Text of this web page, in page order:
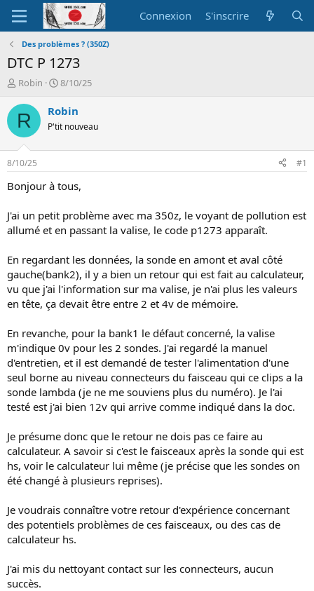
Connexion S'inscrire
Des problèmes ? (350Z)
DTC P 1273
A
t
e
r
d
e
l
i
s
u
s
i
o
Robin
D
t
d
é
b
8/10/25
R Robin
P'tit nouveau
8/10/25 #1
Bonjour à tous,
J'ai un petit problème avec ma 350z, le voyant de pollution est
allumé et en passant la valise, le code p1273 apparaît.
En regardant les données, la sonde en amont et aval côté
gauche(bank2), il y a bien un retour qui est fait au calculateur,
vu que j'ai l'information sur ma valise, je n'ai plus les valeurs
en tête, ça devait être entre 2 et 4v de mémoire.
En revanche, pour la bank1 le défaut concerné, la valise
m'indique 0v pour les 2 sondes. J'ai regardé la manuel
d'entretien, et il est demandé de tester l'alimentation d'une
seul borne au niveau connecteurs du faisceau qui ce clips a la
sonde lambda (je ne me souviens plus du numéro). Je l'ai
testé est j'ai bien 12v qui arrive comme indiqué dans la doc.
Je présume donc que le retour ne dois pas ce faire au
calculateur. A savoir si c'est le faisceaux après la sonde qui est
hs, voir le calculateur lui même (je précise que les sondes on
été changé à plusieurs reprises).
Je voudrais connaître votre retour d'expérience concernant
des potentiels problèmes de ces faisceaux, ou des cas de
calculateur hs.
J'ai mis du nettoyant contact sur les connecteurs, aucun
succès.